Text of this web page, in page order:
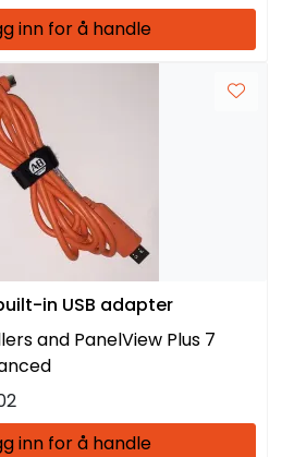
inn for å handle
in USB adapter
and PanelView Plus 7
inn for å handle